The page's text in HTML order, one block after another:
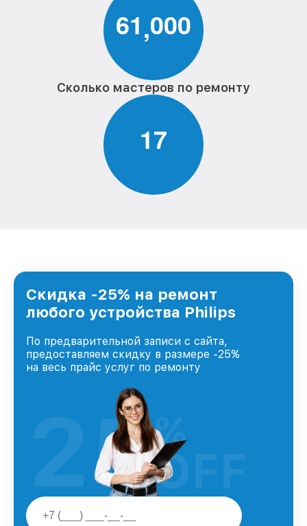
61,000
Сколько мастеров по ремонту
17
Скидка -25% на ремонт
любого устройства Philips
По предварительной записи с сайта,
предоставляем скидку в размере -25%
на весь прайс услуг по ремонту
25%
OFF